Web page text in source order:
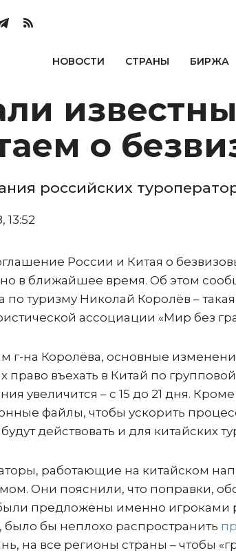
НОВОСТИ СТРАНЫ БИРЖА
о
российских
13:52
России и Китая о
в ближайшее время. Об этом
по туризму Николай Королёв –
ассоциации «Мир без
г-на Королёва, основные
въехать в Китай по групповой
увеличится – с 15 до 21 дня.
файлы, чтобы ускорить
действовать и для китайских
работающие на китайском
Они пояснили, что поправки,
предложены именно игроками
было бы неплохо распространить
на все регионы страны – чтобы